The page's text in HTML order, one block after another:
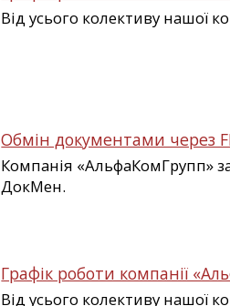
Від усього колективу нашої
Обмін документами через
Компанія «АльфаКомГрупп»
ДокМен.
Графік роботи компанії
Від усього колективу нашої